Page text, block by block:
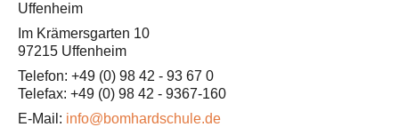
Uffenheim
Im Krämersgarten 10
97215 Uffenheim
Telefon: +49 (0) 98 42 - 93 67 0
Telefax: +49 (0) 98 42 - 9367-160
E-Mail: info@bomhardschule.de